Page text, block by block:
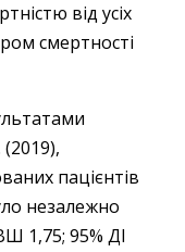
від усіх
смертності
(2019),
пацієнтів
незалежно
1,75; 95% ДІ